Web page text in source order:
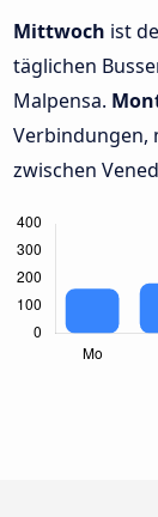
Mittwoch ist
täglichen
Malpensa.
Verbindungen,
zwischen